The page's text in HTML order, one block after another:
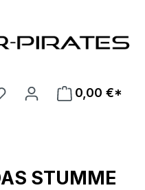
0,00 €*
STUMME